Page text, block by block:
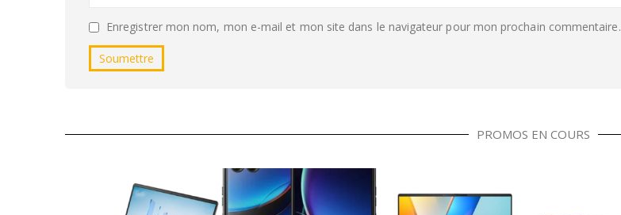
Enregistrer mon nom, mon e-mail et mon site dans le navigateur pour mon prochain commentaire.
PROMOS EN COURS